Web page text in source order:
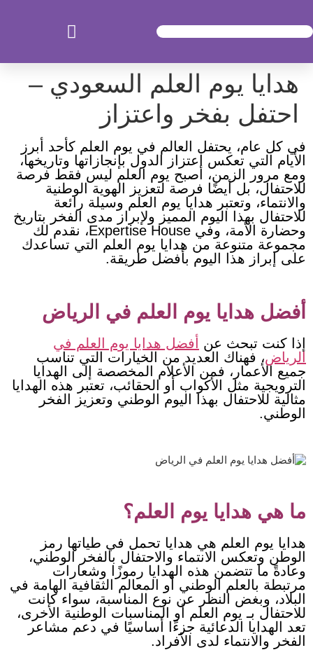
هدايا يوم العلم السعودي –
احتفل بفخر واعتزاز
في كل عام، يحتفل العالم في يوم العلم كأحد أبرز
الأيام التي تعكس اعتزاز الدول بإنجازاتها وتاريخها،
ومع مرور الزمن، أصبح يوم العلم ليس فقط فرصة
للاحتفال، بل أيضًا فرصة لتعزيز الهوية الوطنية
والانتماء، وتعتبر هدايا يوم العلم وسيلة رائعة
للاحتفال بهذا اليوم المميز ولإبراز مدى الفخر بتاريخ
وحضارة الأمة، وفي Expertise House، نقدم لك
مجموعة متنوعة من هدايا يوم العلم التي تساعدك
على إبراز هذا اليوم بأفضل طريقة.
أفضل هدايا يوم العلم في الرياض
إذا كنت تبحث عن
أفضل هدايا يوم العلم في
الرياض، فهناك العديد من الخيارات التي تناسب
جميع الأعمار، فمن الأعلام المخصصة إلى الهدايا
الترويجية مثل الأكواب أو الحقائب، تعتبر هذه الهدايا
مثالية للاحتفال بهذا اليوم الوطني وتعزيز الفخر
الوطني.
ما هي هدايا يوم العلم؟
هدايا يوم العلم هي هدايا تحمل في طياتها رمز
الوطن وتعكس الانتماء والاحتفال بالفخر الوطني،
وعادةً ما تتضمن هذه الهدايا رموزًا وشعارات
مرتبطة بالعلم الوطني أو المعالم الثقافية الهامة في
البلاد، وبغض النظر عن نوع المناسبة، سواء كانت
للاحتفال بـ يوم العلم أو المناسبات الوطنية الأخرى،
تعد الهدايا الدعائية جزءًا أساسيًا في دعم مشاعر
الفخر والانتماء لدى الأفراد.